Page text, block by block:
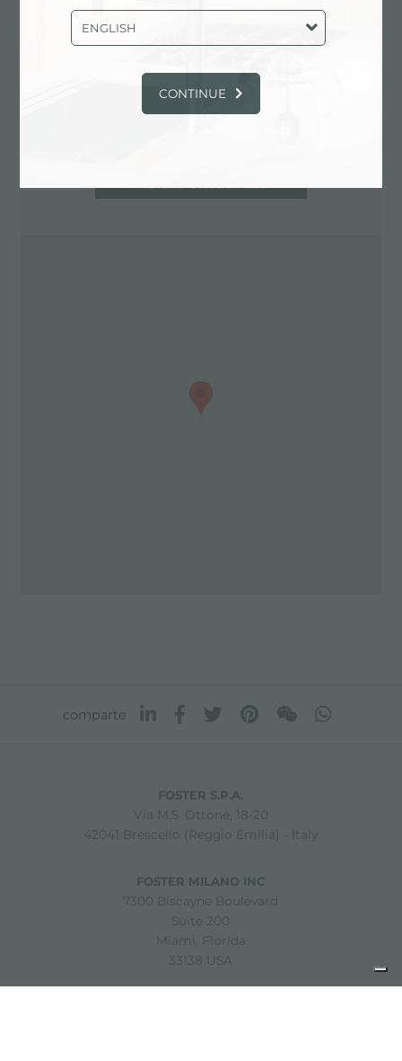
INDICACIONES VIALES
comparte
FOSTER S.P.A.
Via M.S. Ottone, 18-20
42041 Brescello (Reggio Emilia) - Italy
FOSTER MILANO INC
7300 Biscayne Boulevard
Suite 200
Miami, Florida
33138 USA
ENGLISH
CONTINUE